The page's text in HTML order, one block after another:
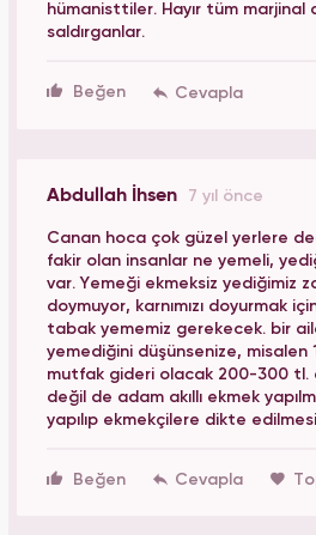
hümanisttiler. Hayır tüm marjinal
saldırganlar.
Beğen
Abdullah İhsen 7 yıl önce
Canan hoca çok güzel yerlere
fakir olan insanlar ne yemeli,
var. Yemeği ekmeksiz yediğimiz
doymuyor, karnımızı doyurmak
tabak yememiz gerekecek. bir
yemediğini düşünsenize, misalen
mutfak gideri olacak 200-300 tl.
değil de adam akıllı ekmek
yapılıp ekmekçilere dikte
Beğen